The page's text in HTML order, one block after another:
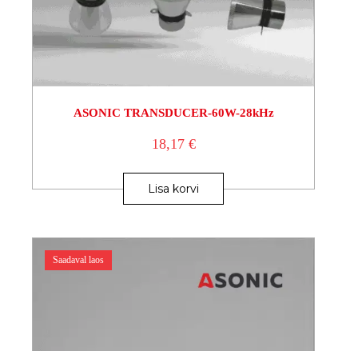
ASONIC TRANSDUCER-60W-28kHz
18,17 €
Lisa korvi
Saadaval laos